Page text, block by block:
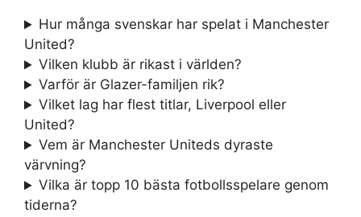
Hur många svenskar har spelat i Manchester
United?
Vilken klubb är rikast i världen?
Varför är Glazer-familjen rik?
Vilket lag har flest titlar, Liverpool eller
United?
Vem är Manchester Uniteds dyraste
värvning?
Vilka är topp 10 bästa fotbollsspelare genom
tiderna?